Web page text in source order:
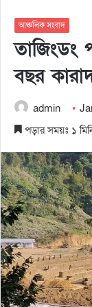
আঞ্চলিক সংবাদ
তাজিংডং
বছর
admin
পড়ার সময়ঃ ১